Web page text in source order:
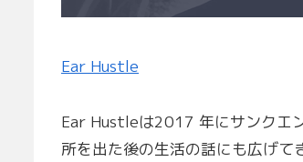
Ear Hustle
Ear Hustleは2017 年にサンクエ
所を出た後の生活の話にも広げ